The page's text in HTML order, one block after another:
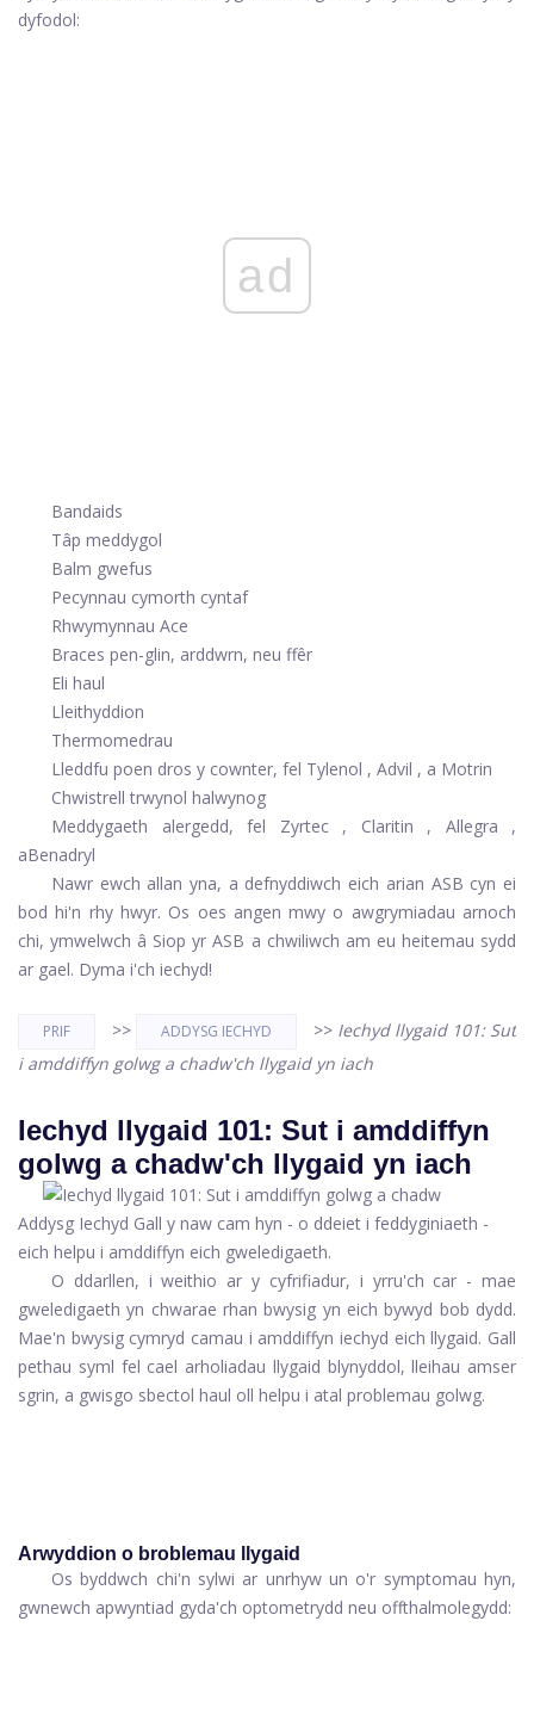
dyfodol:
ad
Bandaids
Tâp meddygol
Balm gwefus
Pecynnau cymorth cyntaf
Rhwymynnau Ace
Braces pen-glin, arddwrn, neu ffêr
Eli haul
Lleithyddion
Thermomedrau
Lleddfu poen dros y cownter, fel Tylenol , Advil , a Motrin
Chwistrell trwynol halwynog
Meddygaeth alergedd, fel
Zyrtec , Claritin , Allegra
,
aBenadryl
Nawr ewch allan yna, a defnyddiwch eich arian ASB cyn ei
bod hi'n rhy hwyr. Os oes angen mwy o awgrymiadau arnoch
chi, ymwelwch â Siop yr ASB a chwiliwch am eu heitemau sydd
ar gael. Dyma i'ch iechyd!
PRIF >> ADDYSG IECHYD >> Iechyd llygaid 101: Sut
i amddiffyn golwg a chadw'ch llygaid yn iach
Iechyd llygaid 101: Sut i amddiffyn
golwg a chadw'ch llygaid yn iach
Addysg Iechyd Gall y naw cam hyn - o ddeiet i feddyginiaeth -
eich helpu i amddiffyn eich gweledigaeth.
O ddarllen, i weithio ar y cyfrifiadur, i yrru'ch car - mae
gweledigaeth yn chwarae rhan bwysig yn eich bywyd bob dydd.
Mae'n bwysig cymryd camau i amddiffyn iechyd eich llygaid. Gall
pethau syml fel cael arholiadau llygaid blynyddol, lleihau amser
sgrin, a gwisgo sbectol haul oll helpu i atal problemau golwg.
Arwyddion o broblemau llygaid
Os byddwch chi'n sylwi ar unrhyw un o'r symptomau hyn,
gwnewch apwyntiad gyda'ch optometrydd neu offthalmolegydd: